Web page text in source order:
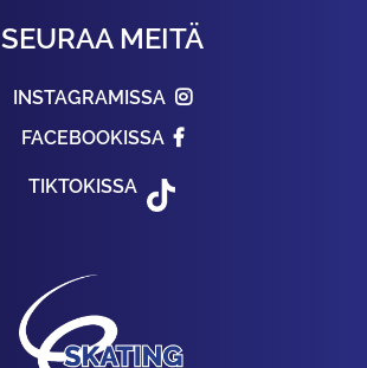
SEURAA MEITÄ
INSTAGRAMISSA
FACEBOOKISSA
TIKTOKISSA